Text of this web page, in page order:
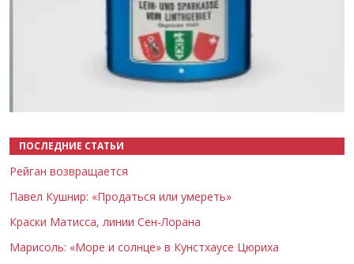
ПОСЛЕДНИЕ СТАТЬИ
Рейган возвращается
Павел Кушнир: «Продаться или умереть»
Краски Матисса, линии Сен-Лорана
Марисоль: «Море и солнце» в Кунстхаусе Цюриха